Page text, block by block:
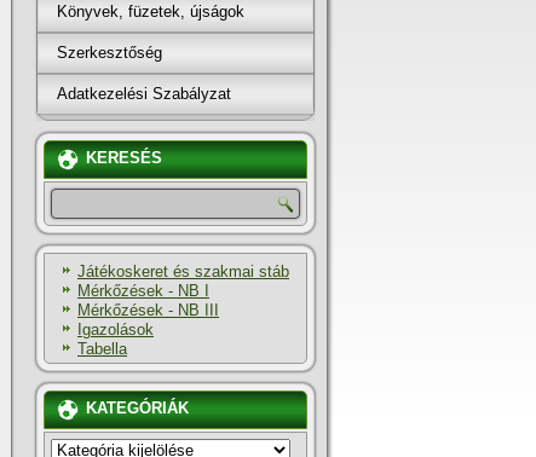
Könyvek, füzetek, újságok
Szerkesztőség
Adatkezelési Szabályzat
KERESÉS
Játékoskeret és szakmai stáb
Mérkőzések - NB I
Mérkőzések - NB III
Igazolások
Tabella
KATEGÓRIÁK
KATEGÓRIÁK